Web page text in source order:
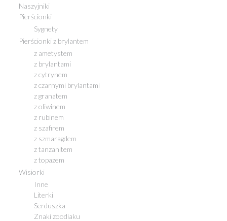
Naszyjniki
Pierścionki
Sygnety
Pierścionki z brylantem
z ametystem
z brylantami
z cytrynem
z czarnymi brylantami
z granatem
z oliwinem
z rubinem
z szafirem
z szmaragdem
z tanzanitem
z topazem
Wisiorki
Inne
Literki
Serduszka
Znaki zoodiaku